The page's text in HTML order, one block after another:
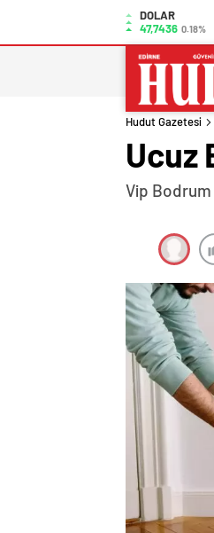
DOLAR
47,7436 0.18%
Hudut Gazetesi
Ucuz
Vip